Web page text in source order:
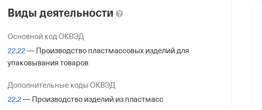
310201001
Регистрация ФНС
Виды деятельности
Основной код ОКВЭД
22.22— Производство пластмассовых изделий для
упаковывания товаров
Дополнительные коды ОКВЭД
22.2— Производство изделий из пластмасс